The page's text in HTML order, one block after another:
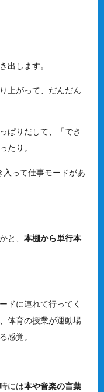
出します。
上がって、だんだん
ぱりだして、「でき
たり。
って仕事モードがあ
と、本棚から単行本
ドに連れて行ってく
体育の授業が運動場
感覚。
には本や音楽の言葉